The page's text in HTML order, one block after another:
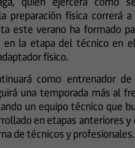
preparación física correrá
este verano ha formado
en la etapa del técnico en
físico.
como entrenador
una temporada más al
un equipo técnico que
en etapas anteriores y
de técnicos y profesionales.